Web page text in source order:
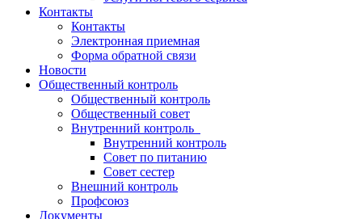
Контакты
Контакты
Электронная приемная
Форма обратной связи
Новости
Общественный контроль
Общественный контроль
Общественный совет
Внутренний контроль
Внутренний контроль
Совет по питанию
Совет сестер
Внешний контроль
Профсоюз
Документы